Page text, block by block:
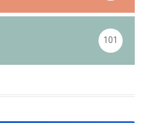
101